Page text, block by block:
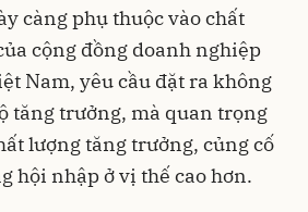
càng phụ thuộc vào chất
cộng đồng doanh nghiệp
Nam, yêu cầu đặt ra không
tăng trưởng, mà quan trọng
lượng tăng trưởng, củng cố
hội nhập ở vị thế cao hơn.